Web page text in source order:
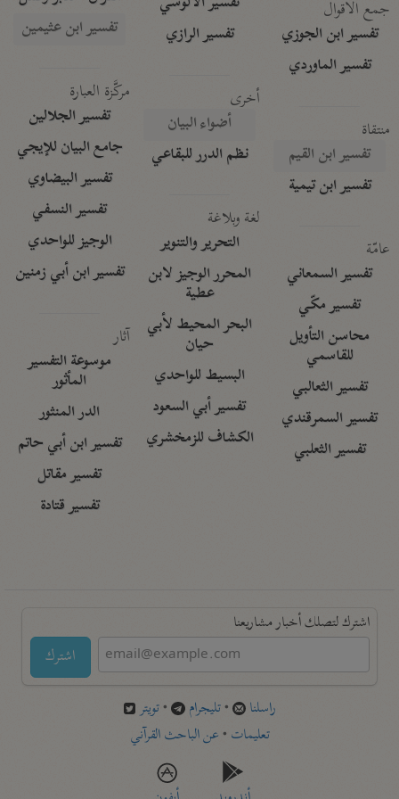
جمع الأقوال
تفسير ابن الجوزي
تفسير الماوردي
منتقاة
تفسير ابن القيم
تفسير ابن تيمية
عامّة
تفسير السمعاني
تفسير مكّي
محاسن التأويل
للقاسمي
تفسير الثعالبي
تفسير السمرقندي
تفسير الثعلبي
تفسير الرازي
أخرى
أضواء البيان
نظم الدرر للبقاعي
لغة وبلاغة
التحرير والتنوير
المحرر الوجيز لابن
عطية
البحر المحيط لأبي
حيان
البسيط للواحدي
تفسير أبي السعود
الكشاف للزمخشري
تفسير ابن عثيمين
مركَّزة العبارة
تفسير الجلالين
جامع البيان للإيجي
تفسير البيضاوي
تفسير النسفي
الوجيز للواحدي
تفسير ابن أبي زمنين
آثار
موسوعة التفسير
المأثور
الدر المنثور
تفسير ابن أبي حاتم
تفسير مقاتل
تفسير قتادة
اشترك لتصلك أخبار مشاريعنا
اشترك
راسلنا •تليجرام •تويتر
تعليمات •عن الباحث القرآني